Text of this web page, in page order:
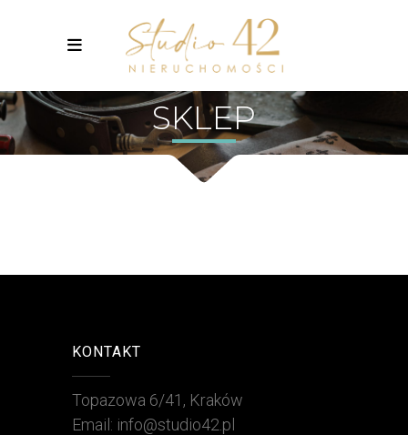
SKLEP
KONTAKT
Topazowa 6/41, Kraków
Email: info@studio42.pl